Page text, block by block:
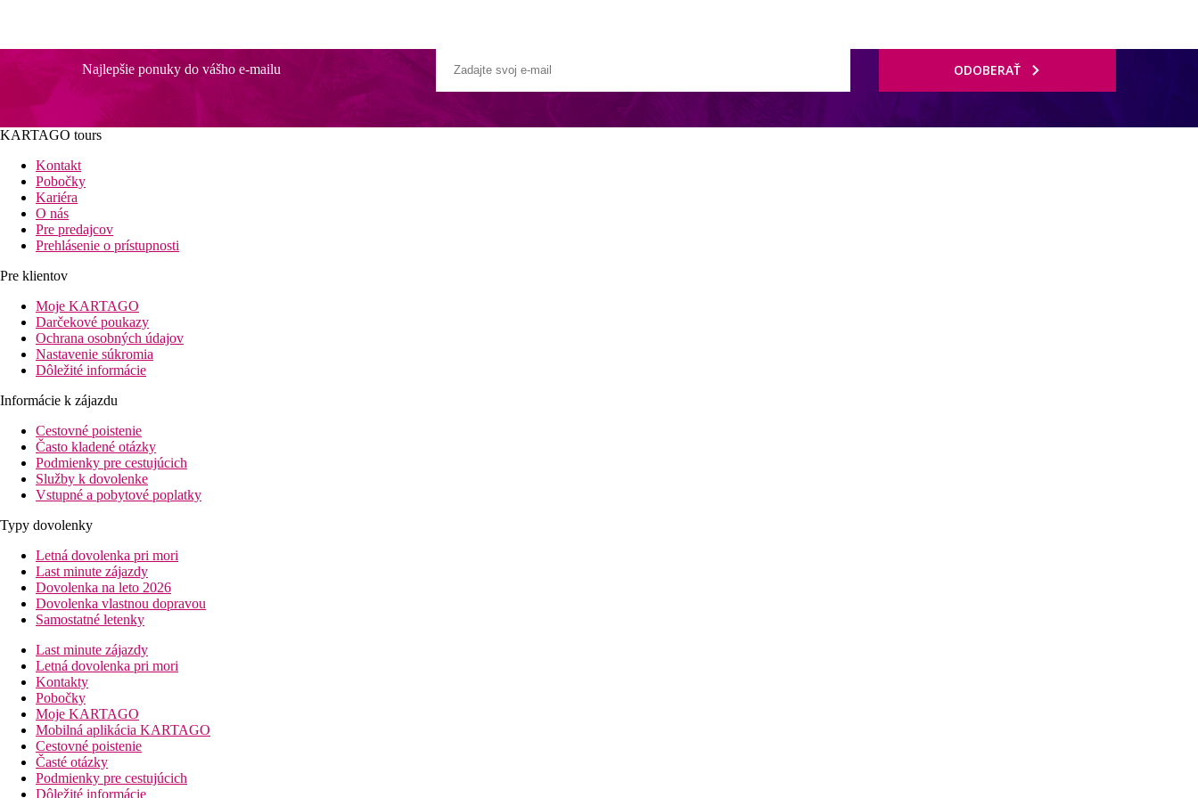
Najlepšie ponuky do vášho e-mailu ODOBERAŤ
KARTAGO tours
Kontakt
Pobočky
Kariéra
O nás
Pre predajcov
Prehlásenie o prístupnosti
Pre klientov
Moje KARTAGO
Darčekové poukazy
Ochrana osobných údajov
Nastavenie súkromia
Dôležité informácie
Informácie k zájazdu
Cestovné poistenie
Často kladené otázky
Podmienky pre cestujúcich
Služby k dovolenke
Vstupné a pobytové poplatky
Typy dovolenky
Letná dovolenka pri mori
Last minute zájazdy
Dovolenka na leto 2026
Dovolenka vlastnou dopravou
Samostatné letenky
Last minute zájazdy
Letná dovolenka pri mori
Kontakty
Pobočky
Moje KARTAGO
Mobilná aplikácia KARTAGO
Cestovné poistenie
Časté otázky
Podmienky pre cestujúcich
Dôležité informácie